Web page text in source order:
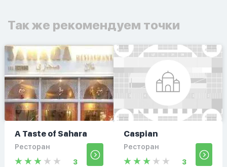
Так же рекомендуем точки
A Taste of Sahara
Ресторан
3
Caspian
Ресторан
3